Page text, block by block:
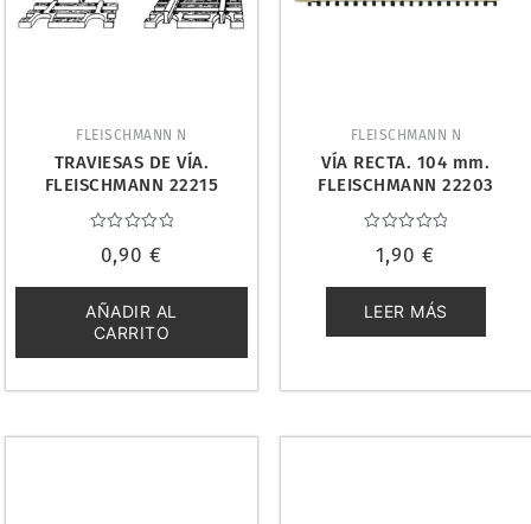
FLEISCHMANN N
TRAVIESAS DE VÍA.
FLEISCHMANN 22215
con
de
5
0,90 €
AÑADIR AL
CARRITO
FLEISCHMANN N
VÍA RECTA. 104 mm.
FLEISCHMANN 22203
con
de
5
1,90€
LEER MÁS